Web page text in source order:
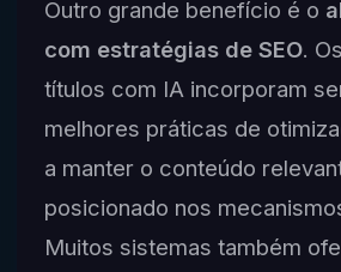
Outro grande benefício é o
com estratégias de SEO.
títulos com IA incorporam
melhores práticas de
a manter o conteúdo
posicionado nos
Muitos sistemas também